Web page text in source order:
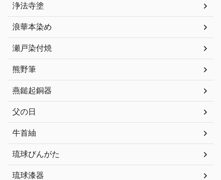
浄法寺塗
浪華本染め
瀬戸染付焼
熊野筆
燕鎚起銅器
父の日
牛首紬
琉球びんがた
琉球漆器